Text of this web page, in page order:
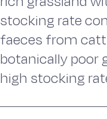
stocking rate
faeces from
botanically poor
high stocking